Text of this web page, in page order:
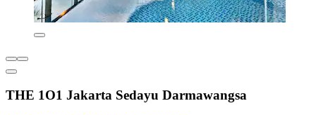
THE 1O1 Jakarta Sedayu Darmawangsa